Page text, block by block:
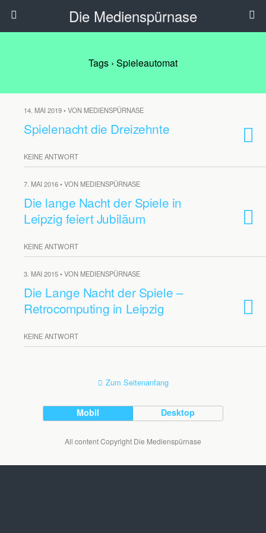
Die Medienspürnase
Tags › Spieleautomat
14. MAI 2019 • VON MEDIENSPÜRNASE
Spielenacht die Dreizehnte
KEINE ANTWORT
7. MAI 2016 • VON MEDIENSPÜRNASE
Die lange Nacht der Spiele in
Leipzig feiert Jubiläum
KEINE ANTWORT
3. MAI 2015 • VON MEDIENSPÜRNASE
Die Lange Nacht der Spiele –
Retrocomputing in Leipzig
KEINE ANTWORT
Zum Seitenanfang
Mobil Desktop
All content Copyright Die Medienspürnase